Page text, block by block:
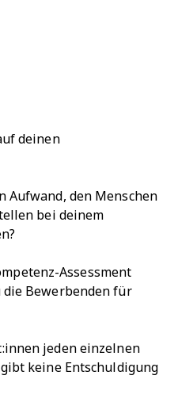
deinen
Aufwand, den Menschen
bei deinem
Assessment
Bewerbenden für
jeden einzelnen
keine Entschuldigung